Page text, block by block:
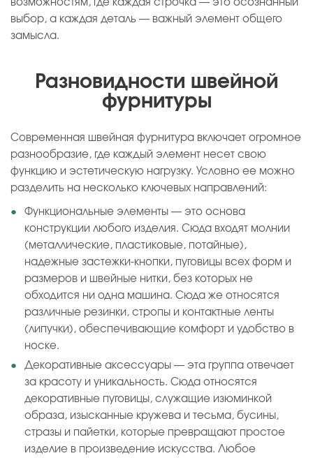
возможностям, где каждая строчка — это осознанный
выбор, а каждая деталь — важный элемент общего
замысла.
Разновидности швейной
фурнитуры
Современная швейная фурнитура включает огромное
разнообразие, где каждый элемент несет свою
функцию и эстетическую нагрузку. Условно ее можно
разделить на несколько ключевых направлений:
Функциональные элементы — это основа
конструкции любого изделия. Сюда входят молнии
(металлические, пластиковые, потайные),
надежные застежки-кнопки, пуговицы всех форм и
размеров и швейные нитки, без которых не
обходится ни одна машина. Сюда же относятся
различные резинки, стропы и контактные ленты
(липучки), обеспечивающие комфорт и удобство в
носке.
Декоративные аксессуары — эта группа отвечает
за красоту и уникальность. Сюда относятся
декоративные пуговицы, служащие изюминкой
образа, изысканные кружева и тесьма, бусины,
стразы и пайетки, которые превращают простое
изделие в произведение искусства. Любое